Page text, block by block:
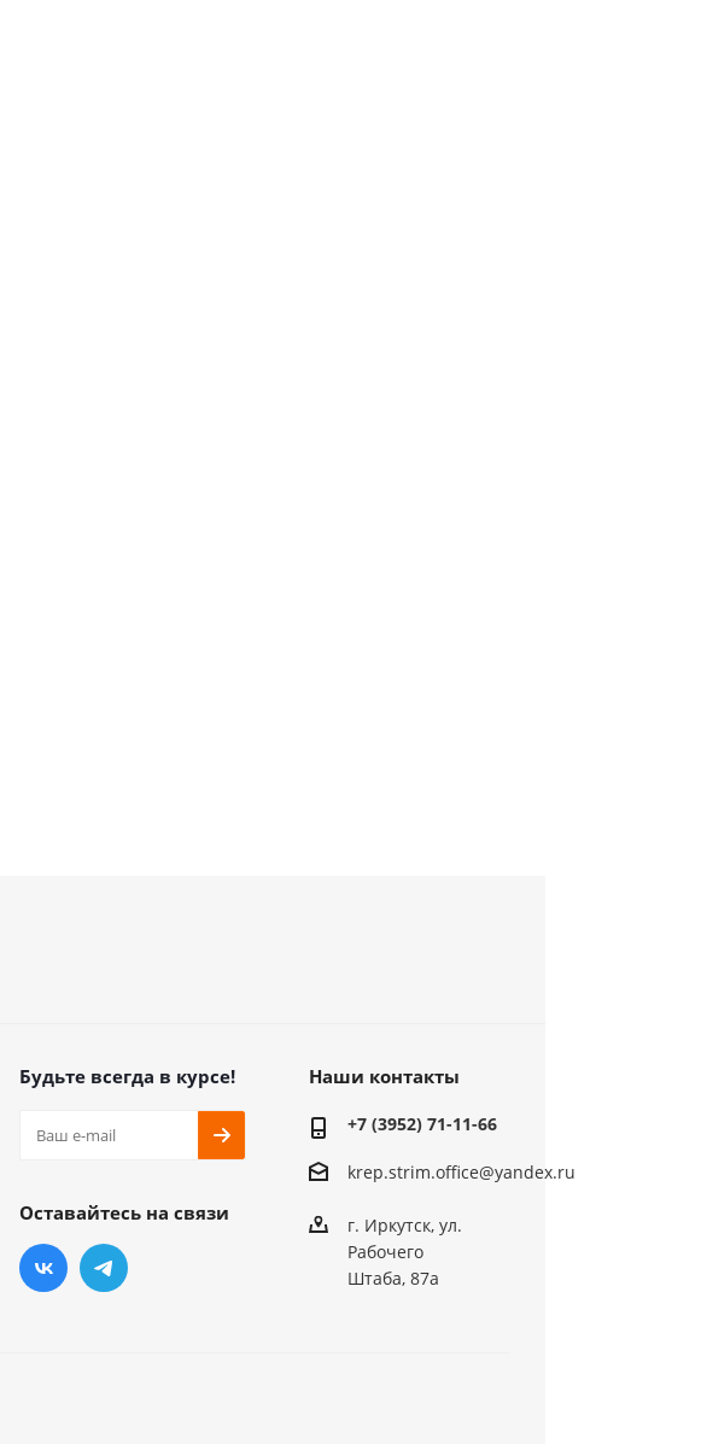
Будьте всегда в курсе!
Оставайтесь на связи
Наши контакты
+7 (3952) 71-11-66
krep.strim.office@yandex.ru
г. Иркутск, ул.
Рабочего
Штаба, 87а